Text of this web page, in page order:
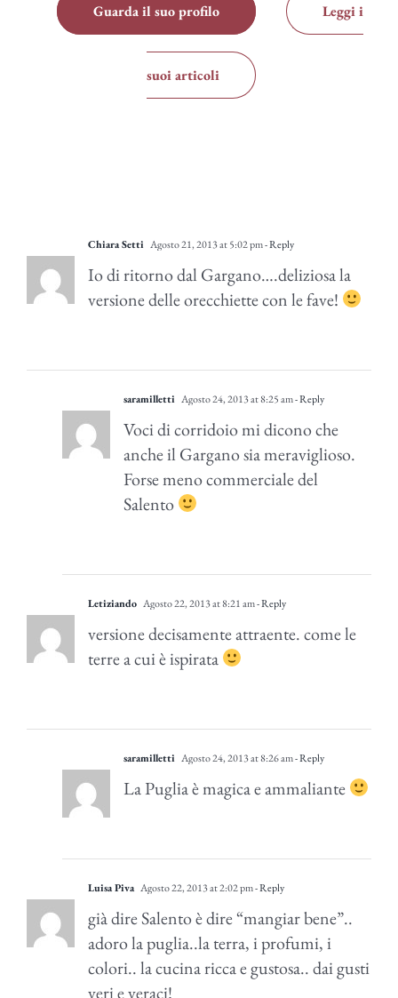
Guarda il suo profilo Leggi i
suoi articoli
Chiara Setti Agosto 21, 2013 at 5:02 pm- Reply
Io di ritorno dal Gargano….deliziosa la
versione delle orecchiette con le fave!
saramilletti Agosto 24, 2013 at 8:25 am- Reply
Voci di corridoio mi dicono che
anche il Gargano sia meraviglioso.
Forse meno commerciale del
Salento
Letiziando Agosto 22, 2013 at 8:21 am- Reply
versione decisamente attraente. come le
terre a cui è ispirata
saramilletti Agosto 24, 2013 at 8:26 am- Reply
La Puglia è magica e ammaliante
Luisa Piva Agosto 22, 2013 at 2:02 pm- Reply
già dire Salento è dire “mangiar bene”..
adoro la puglia..la terra, i profumi, i
colori.. la cucina ricca e gustosa.. dai gusti
veri e veraci!